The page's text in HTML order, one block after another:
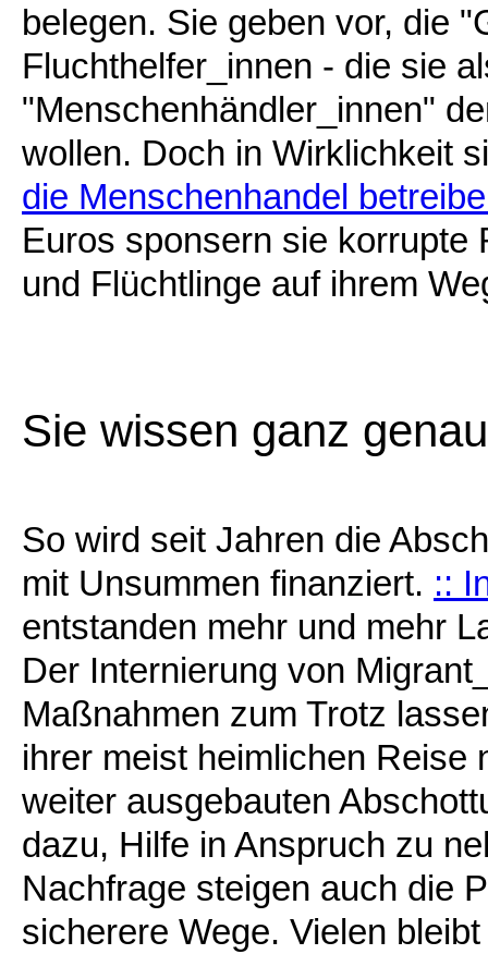
belegen. Sie geben vor, die
Fluchthelfer_innen - die sie
"Menschenhändler_innen"
wollen. Doch in Wirklichkeit
die Menschenhandel
Euros sponsern sie korrupte
und Flüchtlinge auf ihrem
Sie wissen ganz
So wird seit Jahren die
mit Unsummen finanziert. ::
entstanden mehr und mehr
Der Internierung von
Maßnahmen zum Trotz
ihrer meist heimlichen Reise
weiter ausgebauten
dazu, Hilfe in Anspruch zu
Nachfrage steigen auch die
sicherere Wege. Vielen